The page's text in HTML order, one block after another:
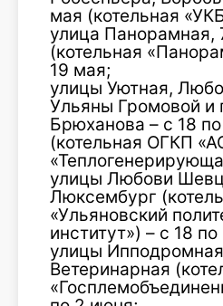
мая (котельная
улица Панорамная,
(котельная
19 мая;
улицы Уютная,
Ульяны Громовой и
Брюханова – с 18
(котельная ОГКП
улицы Любови
Люксембург
«Ульяновский
институт») – с 18
улицы
Ветеринарная